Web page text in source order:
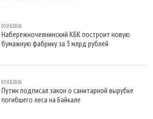
05.08.2026
Набережночелнинский КБК построит новую
бумажную фабрику за 3 млрд рублей
05.08.2026
Путин подписал закон о санитарной вырубке
погибшего леса на Байкале